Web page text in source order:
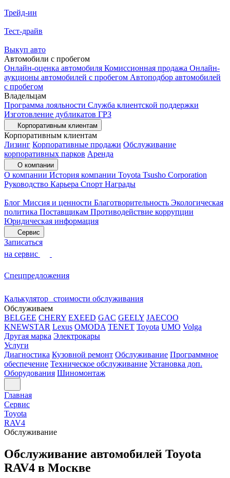
Трейд-ин
Тест-драйв
Выкуп авто
Автомобили с пробегом
Онлайн-оценка автомобиля Комиссионная продажа Онлайн-
аукционы автомобилей с пробегом Автоподбор автомобилей
с пробегом
Владельцам
Программа лояльности Служба клиентской поддержки
Изготовление дубликатов ГРЗ
Корпоративным клиентам
Корпоративным клиентам
Лизинг Корпоративные продажи Обслуживание
корпоративных парков Аренда
О компании
О компании История компании Toyota Tsusho Corporation
Руководство Карьера Спорт Награды
Блог Миссия и ценности Благотворительность Экологическая
политика Поставщикам Противодействие коррупции
Юридическая информация
Сервис
Записаться
на сервис
Спецпредложения
Калькулятор стоимости обслуживания
Обслуживаем
BELGEE CHERY EXEED GAC GEELY JAECOO
KNEWSTAR Lexus OMODA TENET Toyota UMO Volga
Другая марка Электрокары
Услуги
Диагностика Кузовной ремонт Обслуживание Программное
обеспечение Техническое обслуживание Установка доп.
Оборудования Шиномонтаж
Главная
Сервис
Toyota
RAV4
Обслуживание
Обслуживание автомобилей Toyota
RAV4 в Москве